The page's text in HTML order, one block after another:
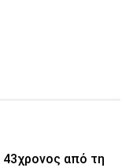
από τη